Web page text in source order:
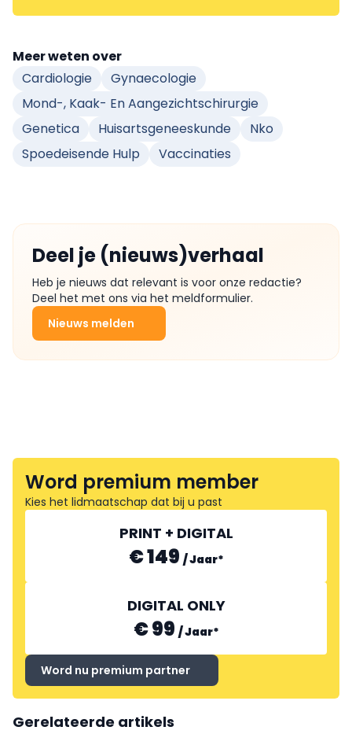
Meer weten over
Cardiologie
Gynaecologie
Mond-, Kaak- En Aangezichtschirurgie
Genetica
Huisartsgeneeskunde
Nko
Spoedeisende Hulp
Vaccinaties
Deel je (nieuws)verhaal
Heb je nieuws dat relevant is voor onze redactie?
Deel het met ons via het meldformulier.
Nieuws melden
Word premium member
Kies het lidmaatschap dat bij u past
PRINT + DIGITAL
€ 149 /Jaar*
DIGITAL ONLY
€ 99 /Jaar*
Word nu premium partner
Gerelateerde artikels